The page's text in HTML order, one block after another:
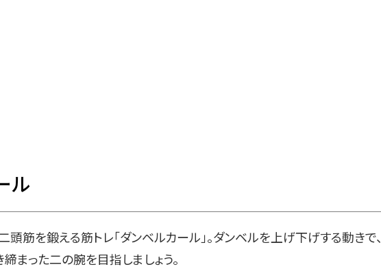
ル
筋を鍛える筋トレ「ダンベルカール」。ダンベルを上げ下げする動きで、
まった二の腕を目指しましょう。